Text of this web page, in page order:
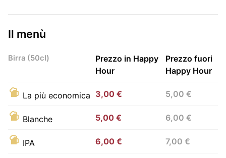
Il menù
Birra (50cl)
Prezzo in Happy
Hour
Prezzo fuori
Happy Hour
La più economica 3,00 € 5,00 €
Blanche 5,00 € 6,00 €
IPA 6,00 € 7,00 €